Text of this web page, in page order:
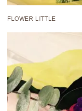
FLOWER LITTLE